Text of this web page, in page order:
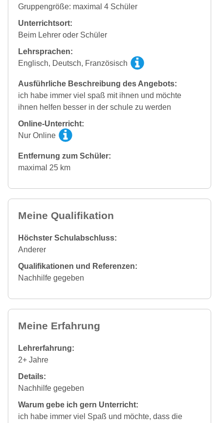
Gruppengröße: maximal 4 Schüler
Unterrichtsort:
Beim Lehrer oder Schüler
Lehrsprachen:
Englisch, Deutsch, Französisch
Ausführliche Beschreibung des Angebots:
ich habe immer viel spaß mit ihnen und möchte
ihnen helfen besser in der schule zu werden
Online-Unterricht:
Nur Online
Entfernung zum Schüler:
maximal 25 km
Meine Qualifikation
Höchster Schulabschluss:
Anderer
Qualifikationen und Referenzen:
Nachhilfe gegeben
Meine Erfahrung
Lehrerfahrung:
2+ Jahre
Details:
Nachhilfe gegeben
Warum gebe ich gern Unterricht:
ich habe immer viel Spaß und möchte, dass die